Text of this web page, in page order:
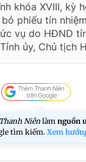
khóa XVIII, kỳ
phiếu tín
vụ do HĐND
ủy, Chủ tịch
Thanh Niên làm nguồn
tìm kiếm.Xem